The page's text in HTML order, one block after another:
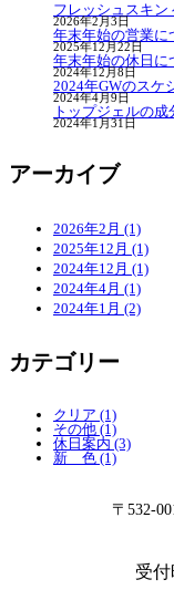
フレッシュスキン
2026年2月3日
年末年始の営業に
2025年12月22日
年末年始の休日に
2024年12月8日
2024年GWのスケ
2024年4月9日
トップジェルの成
2024年1月31日
アーカイブ
2026年2月 (1)
2025年12月 (1)
2024年12月 (1)
2024年4月 (1)
2024年1月 (2)
カテゴリー
クリア (1)
その他 (1)
休日案内 (3)
新 色 (1)
〒532-
受付